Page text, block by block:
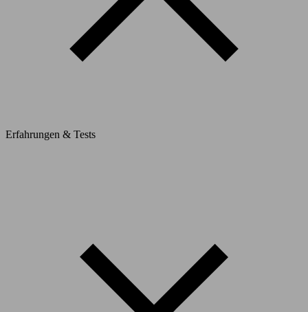
Erfahrungen & Tests